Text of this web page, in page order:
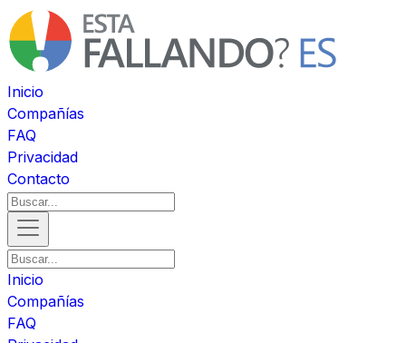
Inicio
Compañías
FAQ
Privacidad
Contacto
Inicio
Compañías
FAQ